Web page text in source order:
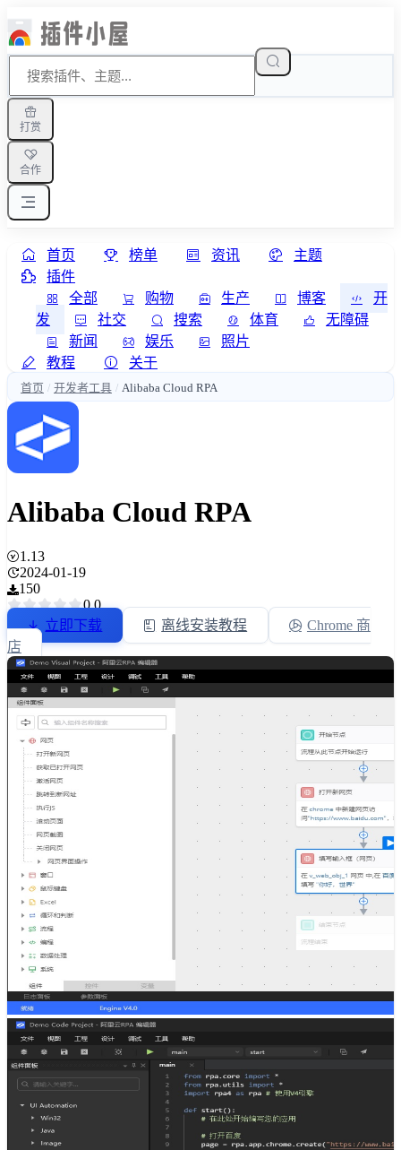
打赏
合作
首页 榜单 资讯
主题
插件
全部
购物 生产 博客
开
发
社交 搜索 体育
无障碍
新闻
娱乐
照片
教程
关于
首页 / 开发者工具 / Alibaba Cloud RPA
Alibaba Cloud RPA
1.13
2024-01-19
150
0.0
立即下载
离线安装教程
Chrome 商
店